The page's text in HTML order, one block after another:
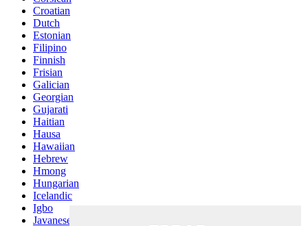
Croatian
Dutch
Estonian
Filipino
Finnish
Frisian
Galician
Georgian
Gujarati
Haitian
Hausa
Hawaiian
Hebrew
Hmong
Hungarian
Icelandic
Igbo
Javanese